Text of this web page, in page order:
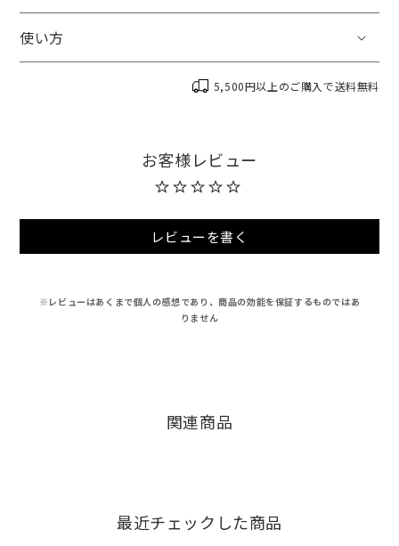
使い方
5,500円以上のご購入で送料無料
レビューを書く
※レビューはあくまで個人の感想であり、商品の効能を保証するものではあ
りません
関連商品
最近チェックした商品